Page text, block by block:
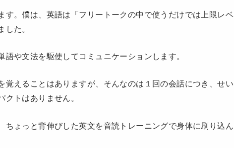
す。僕は、英語は「フリートークの中で使うだけでは上限レベ
した。
や文法を駆使してコミュニケーションします。
覚えることはありますが、そんなのは１回の会話につき、せい
トはありません。
ちょっと背伸びした英文を音読トレーニングで身体に刷り込ん